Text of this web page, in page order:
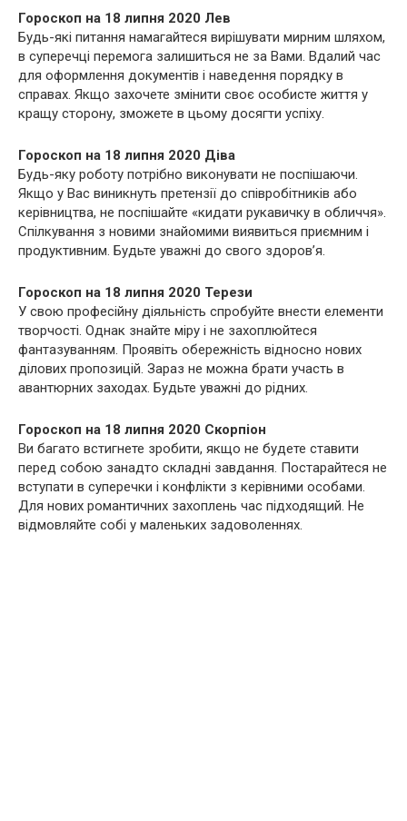
Гороскоп на 18 липня 2020 Лев
Будь-які питання намагайтеся вирішувати мирним шляхом,
в суперечці перемога залишиться не за Вами. Вдалий час
для оформлення документів і наведення порядку в
справах. Якщо захочете змінити своє особисте життя у
кращу сторону, зможете в цьому досягти успіху.
Гороскоп на 18 липня 2020 Діва
Будь-яку роботу потрібно виконувати не поспішаючи.
Якщо у Вас виникнуть претензії до співробітників або
керівництва, не поспішайте «кидати рукавичку в обличчя».
Спілкування з новими знайомими виявиться приємним і
продуктивним. Будьте уважні до свого здоров’я.
Гороскоп на 18 липня 2020 Терези
У свою професійну діяльність спробуйте внести елементи
творчості. Однак знайте міру і не захоплюйтеся
фантазуванням. Проявіть обережність відносно нових
ділових пропозицій. Зараз не можна брати участь в
авантюрних заходах. Будьте уважні до рідних.
Гороскоп на 18 липня 2020 Скорпіон
Ви багато встигнете зробити, якщо не будете ставити
перед собою занадто складні завдання. Постарайтеся не
вступати в суперечки і конфлікти з керівними особами.
Для нових романтичних захоплень час підходящий. Не
відмовляйте собі у маленьких задоволеннях.